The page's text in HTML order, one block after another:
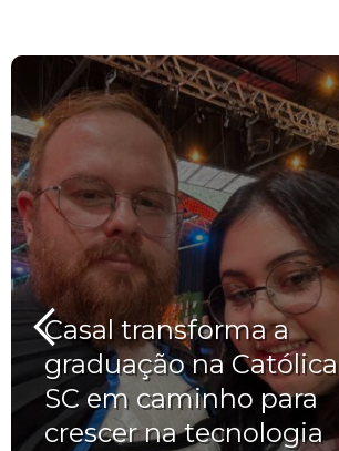
Casal transforma a
graduação na Católica
SC em caminho para
crescer na tecnologia